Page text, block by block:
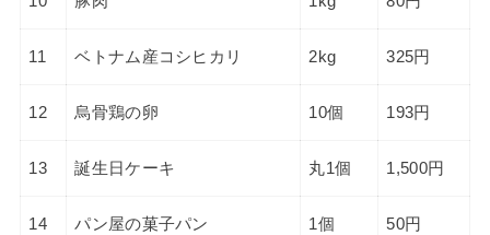
11 ベトナム産コシヒカリ 2kg 325円
12 烏骨鶏の卵 10個 193円
13 誕生日ケーキ 丸1個 1,500円
14 パン屋の菓子パン 1個 50円